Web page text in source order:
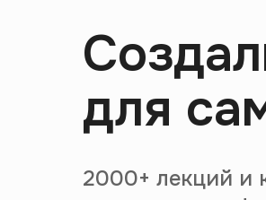
для
2000+ лекций и